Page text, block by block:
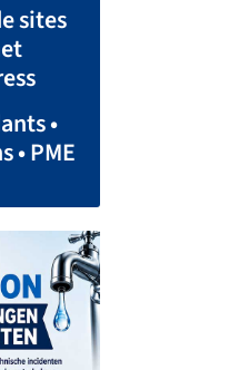
sites
•
• PME